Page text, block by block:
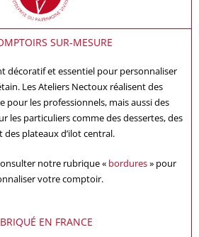
SUR-MESURE
décoratif et essentiel pour personnaliser
Les Ateliers Nectoux réalisent des
pour les professionnels, mais aussi des
les particuliers comme des dessertes, des
des plateaux d’ilot central.
notre rubrique « bordures» pour
votre comptoir.
EN FRANCE